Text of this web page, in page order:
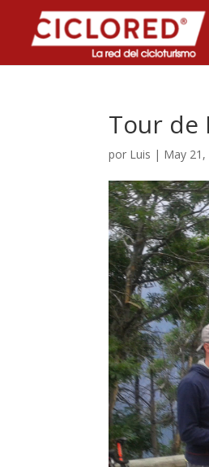
Tour de
por Luis | May 21,